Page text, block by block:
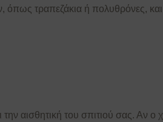
όπως τραπεζάκια ή πολυθρόνες,
την αισθητική του σπιτιού σας. Αν ο